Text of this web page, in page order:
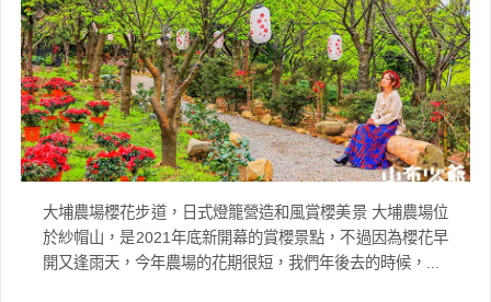
大埔農場櫻花步道，日式燈籠營造和風賞櫻美景 大埔農場位
於紗帽山，是2021年底新開幕的賞櫻景點，不過因為櫻花早
開又逢雨天，今年農場的花期很短，我們年後去的時候，...